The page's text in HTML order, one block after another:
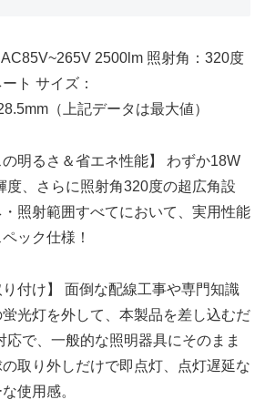
2500lm 照射角：320度
ト サイズ：
（上記データは最大値）
の明るさ＆省エネ性能】 わずか18W
度、さらに照射角320度の超広角設
照射範囲すべてにおいて、実用性能
ック仕様！
り付け】 面倒な配線工事や専門知識
光灯を外して、本製品を差し込むだ
応で、一般的な照明器具にそのまま
取り外しだけで即点灯、点灯遅延な
使用感。